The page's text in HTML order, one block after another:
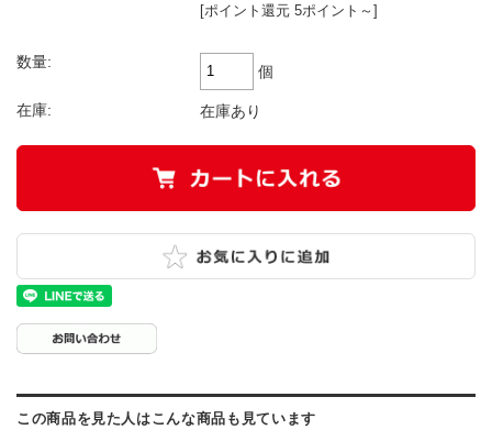
[ポイント還元 5ポイント～]
数量:
個
在庫: 在庫あり
この商品を見た人はこんな商品も見ています